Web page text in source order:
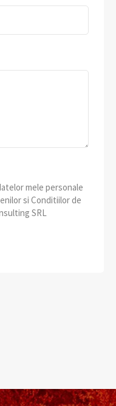
mele personale
si Conditiilor de
SRL